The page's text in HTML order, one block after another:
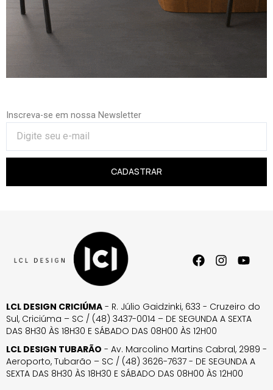
Inscreva-se em nossa Newsletter
CADASTRAR
LCL DESIGN CRICIÚMA - R. Júlio Gaidzinki, 633 - Cruzeiro do
Sul, Criciúma – SC / (48) 3437-0014 – DE SEGUNDA A SEXTA
DAS 8H30 ÀS 18H30 E SÁBADO DAS 08H00 ÀS 12H00
LCL DESIGN TUBARÃO - Av. Marcolino Martins Cabral, 2989 -
Aeroporto, Tubarão – SC / (48) 3626-7637 - DE SEGUNDA A
SEXTA DAS 8H30 ÀS 18H30 E SÁBADO DAS 08H00 ÀS 12H00